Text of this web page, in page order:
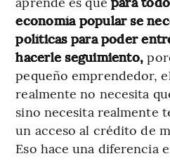
economía popular se
políticas para poder
hacerle seguimiento,
pequeño emprendedor,
realmente no necesita
sino necesita realmente
un acceso al crédito de
Eso hace una diferencia